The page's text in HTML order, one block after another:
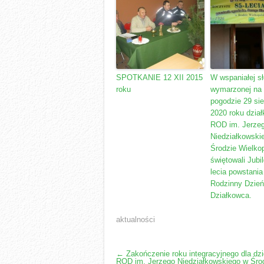
SPOTKANIE 12 XII 2015
roku
W wspaniałej
wymarzonej na
pogodzie 29
2020 roku
ROD im.
Środzie
świętowali
lecia
Rodzinny Dzień
Działkowca.
aktualności
POST
← Zakończenie roku integracyjnego dla
ROD im. Jerzego Niedziałkowskiego w